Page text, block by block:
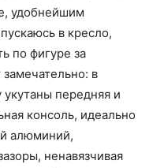
удобнейшим
в кресло,
по фигуре за
в
передняя и
консоль, идеально
алюминий,
ненавязчивая